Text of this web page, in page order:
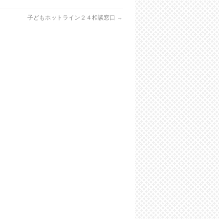
子どもホットライン２４相談窓口 →